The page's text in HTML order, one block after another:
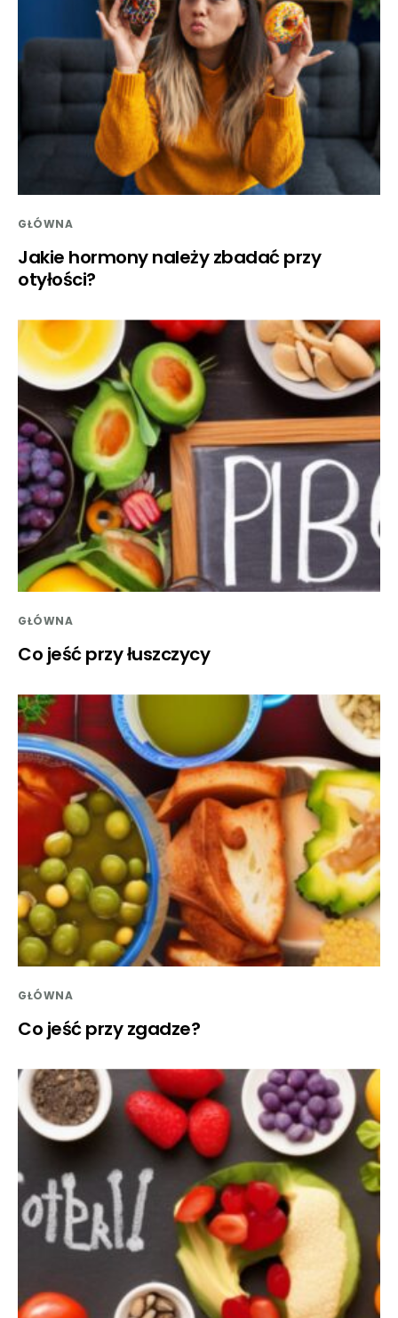
GŁÓWNA
Jakie hormony należy zbadać przy
otyłości?
GŁÓWNA
Co jeść przy łuszczycy
GŁÓWNA
Co jeść przy zgadze?